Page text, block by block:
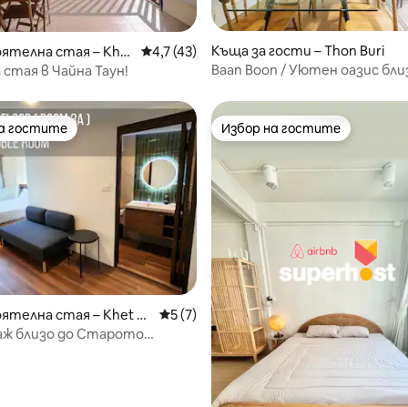
от 5, 4 отзива
стая – Khet
Phai
Средна оценка: 4,7 от 5, 43 отзива
4,7 (43)
в Чайна Таун!
Къща за гости – Thon Buri
Baan Boon / Уютен оазис
гостите
гостите
стая – Khet P
Средна оценка: 5 от 5, 7 отзива
5 (7)
близо до Старото
Избор на гостите
Избор на гостите